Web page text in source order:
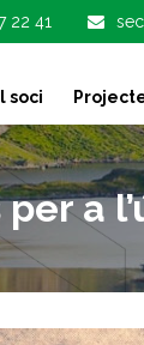
22 41
soci
a